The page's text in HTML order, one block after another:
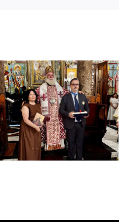
Νέος Μοναχός στο
Πατριαρχείο
Αλεξανδρείας